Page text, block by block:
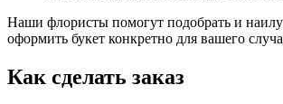
Наши флористы помогут подобрать и
оформить букет конкретно для вашего
Как сделать заказ